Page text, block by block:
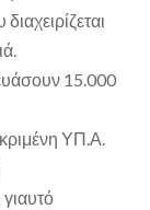
15.000
ΥΠ.Α.